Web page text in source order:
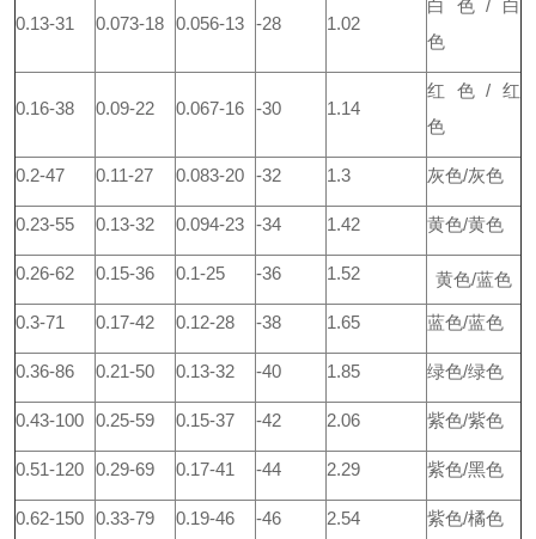
0.13-31 0.073-18 0.056-13 -28 1.02
白色/白
色
0.16-38 0.09-22 0.067-16 -30 1.14
红色/红
色
0.2-47 0.11-27 0.083-20 -32 1.3 灰色/灰色
0.23-55 0.13-32 0.094-23 -34 1.42 黄色/黄色
0.26-62 0.15-36 0.1-25 -36 1.52 黄色/蓝色
0.3-71 0.17-42 0.12-28 -38 1.65 蓝色/蓝色
0.36-86 0.21-50 0.13-32 -40 1.85 绿色/绿色
0.43-100 0.25-59 0.15-37 -42 2.06 紫色/紫色
0.51-120 0.29-69 0.17-41 -44 2.29 紫色/黑色
0.62-150 0.33-79 0.19-46 -46 2.54 紫色/橘色